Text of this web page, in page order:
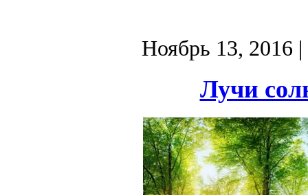
Ноябрь 13, 2016
Лучи